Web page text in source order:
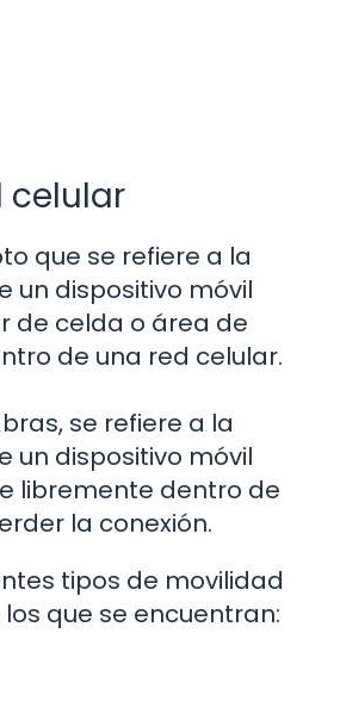
celular
que se refiere a la
un dispositivo móvil
de celda o área de
de una red celular.
se refiere a la
un dispositivo móvil
libremente dentro de
la conexión.
tipos de movilidad
que se encuentran: